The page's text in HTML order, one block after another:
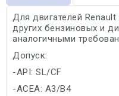
Для двигателей
других бензиновых и
аналогичными
Допуск:
-API: SL/CF
-ACEA: A3/B4